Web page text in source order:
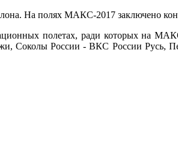
На полях МАКС-2017 заключено
полетах, ради которых на
Соколы России - ВКС России Русь,